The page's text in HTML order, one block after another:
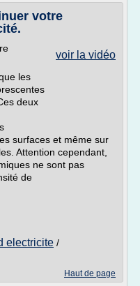
votre
voir la vidéo
les
deux
surfaces et même sur
Attention cependant,
ne sont pas
de
electricite /
Haut de page